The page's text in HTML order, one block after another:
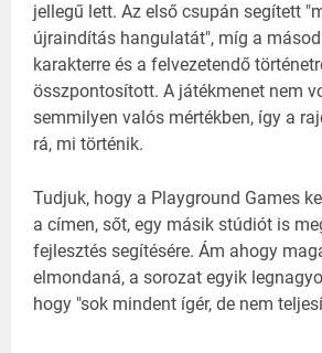
jellegű lett. Az első csupán segített
újraindítás hangulatát", míg a
karakterre és a felvezetendő
összpontosított. A játékmenet nem
semmilyen valós mértékben, így a
rá, mi történik.
Tudjuk, hogy a Playground Games
a címen, sőt, egy másik stúdiót is
fejlesztés segítésére. Ám ahogy
elmondaná, a sorozat egyik
hogy "sok mindent ígér, de nem